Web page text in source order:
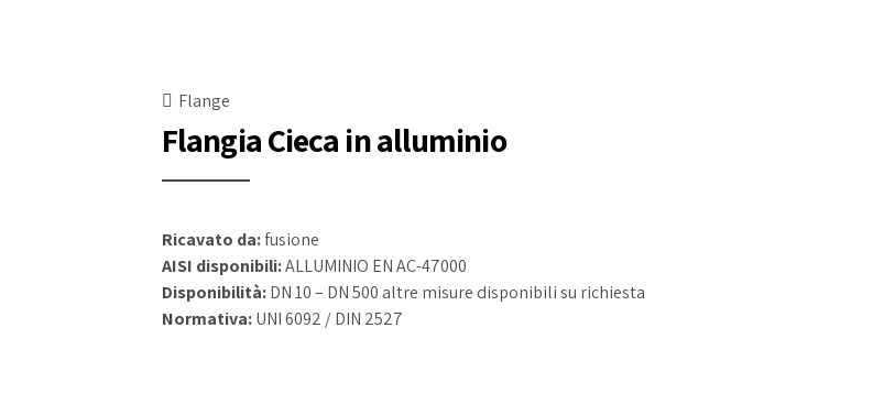
Flange
Flangia Cieca in alluminio
Ricavato da:fusione
AISI disponibili:ALLUMINIO EN AC-47000
Disponibilità:DN 10 – DN 500 altre misure disponibili su richiesta
Normativa:UNI 6092 / DIN 2527